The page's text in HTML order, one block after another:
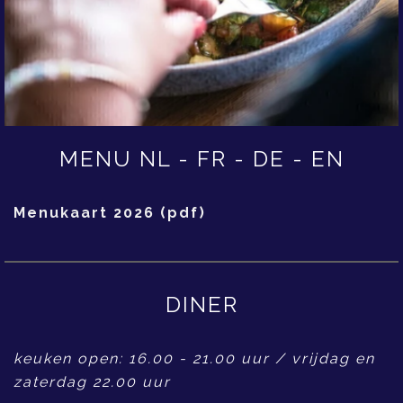
MENU NL - FR - DE - EN
Menukaart 2026 (pdf)
DINER
keuken open: 16.00 - 21.00 uur / vrijdag en
zaterdag 22.00 uur